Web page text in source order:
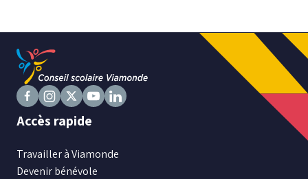
Niveau
Tous
Élémentaire
Secondaire
RECHERCHER
Suivez
sur
Facebook
Suivez
sur
Instagram
Suivez
nous
sur
X
Suivez
sur
Accès rapide
Travailler à Viamonde
Devenir bénévole